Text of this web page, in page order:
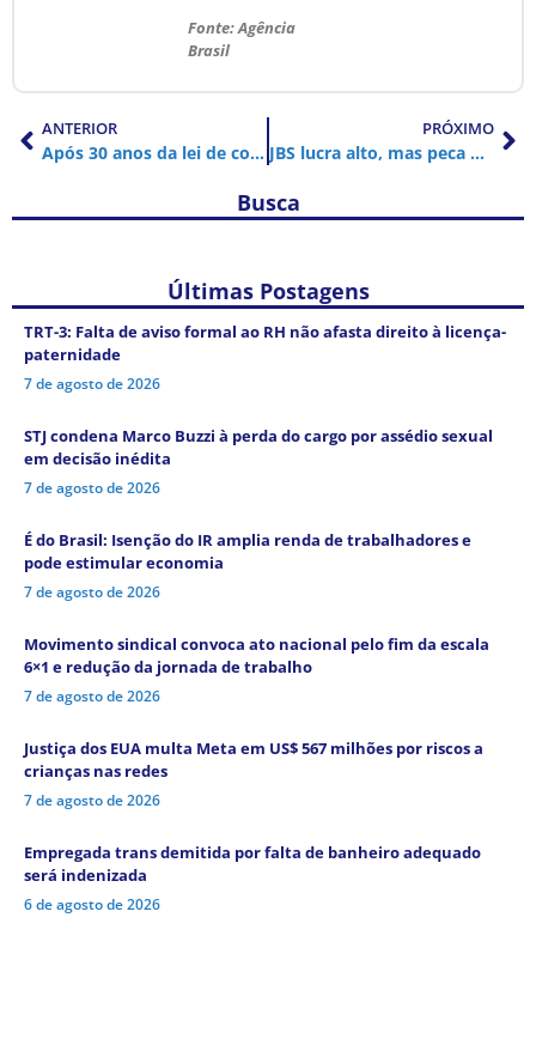
Fonte: Agência
Brasil
ANTERIOR
Após 30 anos da lei de cotas, deficiência ainda é alvo de discriminação
PRÓXIMO
JBS lucra alto, mas peca na segurança
Busca
Últimas Postagens
TRT-3: Falta de aviso formal ao RH não afasta direito à licença-
paternidade
7 de agosto de 2026
STJ condena Marco Buzzi à perda do cargo por assédio sexual
em decisão inédita
7 de agosto de 2026
É do Brasil: Isenção do IR amplia renda de trabalhadores e
pode estimular economia
7 de agosto de 2026
Movimento sindical convoca ato nacional pelo fim da escala
6×1 e redução da jornada de trabalho
7 de agosto de 2026
Justiça dos EUA multa Meta em US$ 567 milhões por riscos a
crianças nas redes
7 de agosto de 2026
Empregada trans demitida por falta de banheiro adequado
será indenizada
6 de agosto de 2026